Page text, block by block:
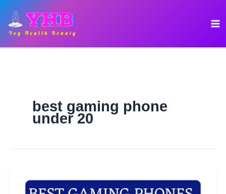
content
best gaming phone
under 20